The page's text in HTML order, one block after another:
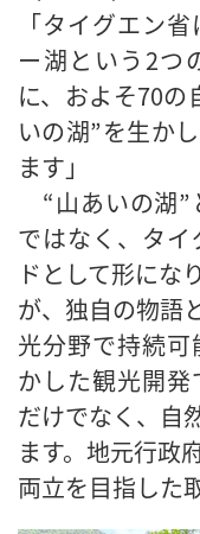
「タイグエン
ー湖という2つ
に、およそ70の
いの湖”を生か
ます」
“山あいの湖”
ではなく、タ
ドとして形にな
が、独自の物語
光分野で持続
かした観光開発
だけでなく、自
ます。地元行政
両立を目指した